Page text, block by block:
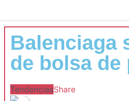
Balenciaga
de bolsa de
TendenciasShare